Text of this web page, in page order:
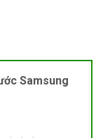
Samsung